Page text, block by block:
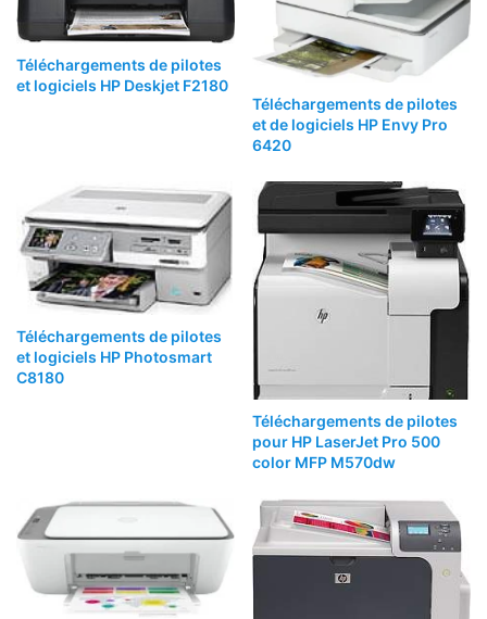
Téléchargements de pilotes
et logiciels HP Deskjet F2180
Téléchargements de pilotes
et de logiciels HP Envy Pro
6420
Téléchargements de pilotes
et logiciels HP Photosmart
C8180
Téléchargements de pilotes
pour HP LaserJet Pro 500
color MFP M570dw